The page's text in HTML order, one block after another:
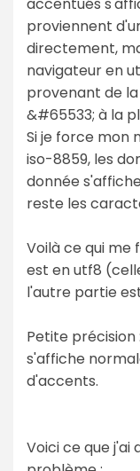
proviennent
directement,
navigateur en
provenant de
&#65533; à la
Si je force mon
iso-8859, les
donnée
reste les
Voilà ce qui me
est en utf8
l'autre partie
Petite
s'affiche
d'accents.
Voici ce que